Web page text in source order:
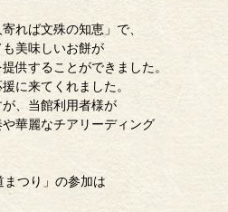
れば文殊の知恵」で、
美味しいお餅が
供することができました。
に来てくれました。
、当館利用者様が
華麗なチアリーディング
まつり」の参加は